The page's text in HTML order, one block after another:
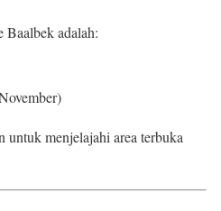
Baalbek adalah:
untuk menjelajahi area terbuka